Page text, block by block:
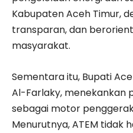
Kabupaten Aceh Timur,
transparan, dan
masyarakat.
Sementara itu, Bupati
Al-Farlaky, menekankan
sebagai motor
Menurutnya, ATEM tidak